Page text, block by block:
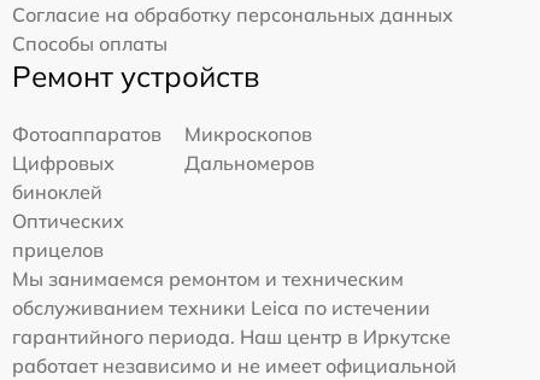
Согласие на обработку персональных данных
Способы оплаты
Ремонт устройств
Фотоаппаратов
Микроскопов
Цифровых
биноклей
Дальномеров
Оптических
прицелов
Мы занимаемся ремонтом и техническим
обслуживанием техники Leica по истечении
гарантийного периода. Наш центр в Иркутске
работает независимо и не имеет официальной